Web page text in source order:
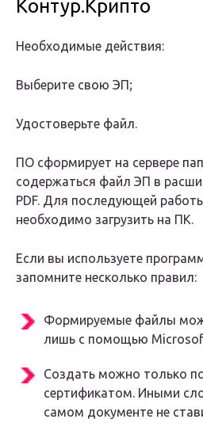
Контур.Крипто
Необходимые действия:
Выберите свою ЭП;
Удостоверьте файл.
ПО сформирует на сервере
содержаться файл ЭП в
PDF. Для последующей
необходимо загрузить на ПК.
Если вы используете
запомните несколько правил:
Формируемые файлы
лишь с помощью
Создать можно только
сертификатом. Иными
самом документе не